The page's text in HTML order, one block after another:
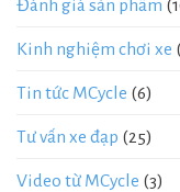
Đánh giá sản phẩm
Kinh nghiệm chơi xe
Tin tức MCycle (6)
Tư vấn xe đạp (25)
Video từ MCycle (3)